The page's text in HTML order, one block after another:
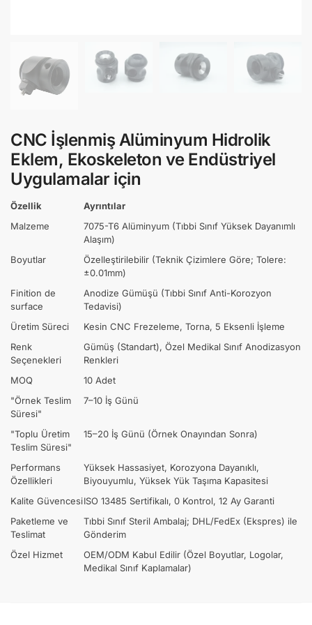
CNC İşlenmiş Alüminyum Hidrolik
Eklem, Ekoskeleton ve Endüstriyel
Uygulamalar için
Özellik
Ayrıntılar
Malzeme
7075-T6 Alüminyum (Tıbbi Sınıf Yüksek Dayanımlı
Alaşım)
Boyutlar
Özelleştirilebilir (Teknik Çizimlere Göre; Tolere:
±0.01mm)
Finition de
surface
Anodize Gümüşü (Tıbbi Sınıf Anti-Korozyon
Tedavisi)
Üretim Süreci
Kesin CNC Frezeleme, Torna, 5 Eksenli İşleme
Renk
Seçenekleri
Gümüş (Standart), Özel Medikal Sınıf Anodizasyon
Renkleri
MOQ
10 Adet
"Örnek Teslim
Süresi"
7–10 İş Günü
"Toplu Üretim
Teslim Süresi"
15–20 İş Günü (Örnek Onayından Sonra)
Performans
Özellikleri
Yüksek Hassasiyet, Korozyona Dayanıklı,
Biyouyumlu, Yüksek Yük Taşıma Kapasitesi
Kalite GüvencesiISO 13485 Sertifikalı, 0 Kontrol, 12 Ay Garanti
Paketleme ve
Teslimat
Tıbbi Sınıf Steril Ambalaj; DHL/FedEx (Ekspres) ile
Gönderim
Özel Hizmet
OEM/ODM Kabul Edilir (Özel Boyutlar, Logolar,
Medikal Sınıf Kaplamalar)